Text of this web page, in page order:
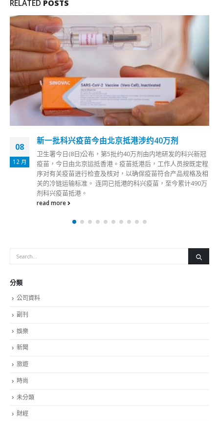
RELATED POSTS
08
12 月
新一批科兴疫苗今由北京抵港涉约40万剂
卫生署今日(8日)公布，第5批约40万剂由内地研发的科兴新冠
疫苗，今日由北京运抵香港。疫苗抵港后，工作人员按既定程
序对有关疫苗进行检查及核对，以确保疫苗符合产品规格及相
关的冷链运输标准。 连同已抵港的科兴疫苗，至今累计490万
剂科兴疫苗抵港。
read more
分類
公司資料
副刊
娛樂
新聞
旅遊
時尚
未分類
財經